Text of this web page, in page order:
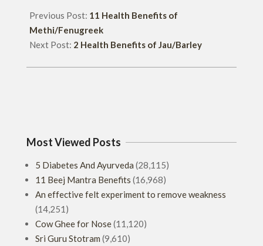
Previous Post: 11 Health Benefits of
Methi/Fenugreek
Next Post: 2 Health Benefits of Jau/Barley
Most Viewed Posts
5 Diabetes And Ayurveda (28,115)
11 Beej Mantra Benefits (16,968)
An effective felt experiment to remove weakness
(14,251)
Cow Ghee for Nose(11,120)
Sri Guru Stotram (9,610)